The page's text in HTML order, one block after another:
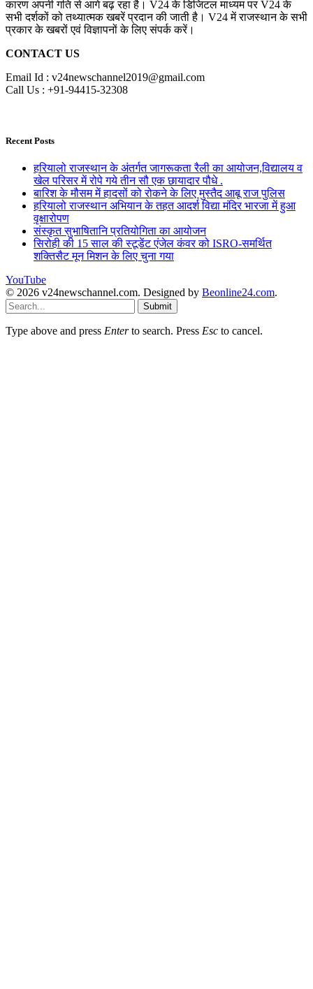
कारण अपनी गति से आगे बढ़ रहा है। V24 के डिजिटल माध्यम पर V24 के
सभी दर्शकों को तथ्यात्मक खबरें प्रदान की जाती है। V24 में राजस्थान के सभी
प्रकार के खबरों एवं विज्ञापनों के लिए संपर्क करें।
CONTACT US
Email Id : v24newschannel2019@gmail.com
Call Us : +91-94415-32308
Recent Posts
हरियालो राजस्थान के अंतर्गत जागरूकता रैली का आयोजन,विद्यालय व
खेल परिसर में रोपे गये तीन सौ एक छायादार पौधे .
बारिश के मौसम में हादसों को रोकने के लिए मुस्तैद आबू राज पुलिस
हरियालो राजस्थान अभियान के तहत आदर्श विद्या मंदिर भारजा में हुआ
वृक्षारोपण
संस्कृत सुभाषितानि प्रतियोगिता का आयोजन
सिरोही की 15 साल की स्टूडेंट एंजेल कंवर को ISRO-समर्थित
शक्तिसैट मून मिशन के लिए चुना गया
YouTube
© 2026 v24newschannel.com. Designed by Beonline24.com.
Submit
Type above and press Enterto search. Press Esc to cancel.